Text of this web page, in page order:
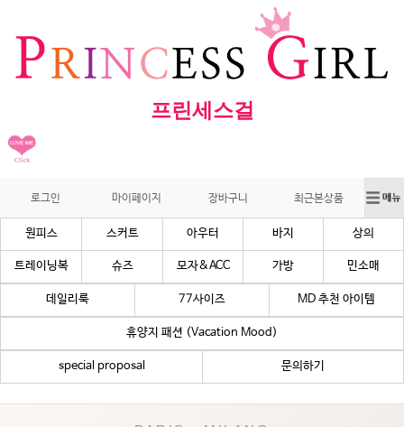
프린세스걸
로그인 마이페이지 장바구니 최근본상품
원피스 스커트 아우터 바지 상의
트레이닝복 슈즈 모자&ACC 가방 민소매
데일리룩 77사이즈 MD 추천 아이템
휴양지 패션 (Vacation Mood)
special proposal 문의하기